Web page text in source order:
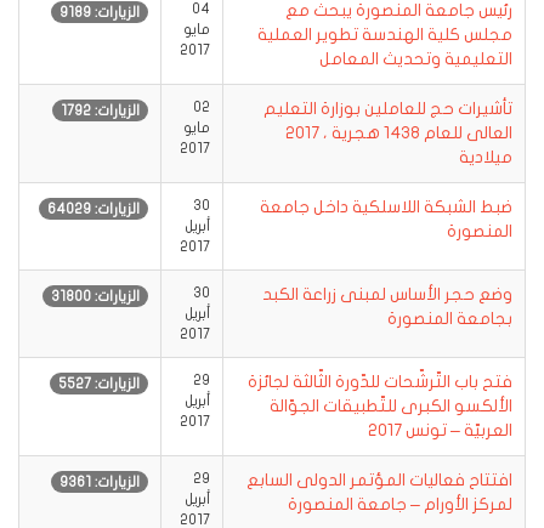
رئيس جامعة المنصورة يبحث مع
مجلس كلية الهندسة تطوير العملية
التعليمية وتحديث المعامل
04
مايو
2017
الزيارات: 9189
تأشيرات حج للعاملين بوزارة التعليم
العالى للعام 1438 هجرية ، 2017
ميلادية
02
مايو
2017
الزيارات: 1792
ضبط الشبكة اللاسلكية داخل جامعة
المنصورة
30
أبريل
2017
الزيارات: 64029
وضع حجر الأساس لمبنى زراعة الكبد
بجامعة المنصورة
30
أبريل
2017
الزيارات: 31800
فتح باب التّرشّحات للدّورة الثّالثة لجائزة
الألكسو الكبرى للتّطبيقات الجوّالة
العربيّة – تونس 2017
29
أبريل
2017
الزيارات: 5527
افتتاح فعاليات المؤتمر الدولى السابع
لمركز الأورام – جامعة المنصورة
29
أبريل
2017
الزيارات: 9361